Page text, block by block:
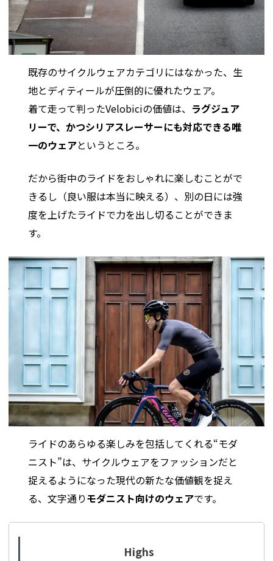
既存のサイクルウェアカテゴリにはなかった、生
地とディティールが圧倒的に優れたウェア。
着て走って判ったVelobiciの価値は、 ラグジュア
リーで、かつシリアスレーサーにも対応できる唯
一のウェアというところ。
だから街中のライドをおしゃれに楽しむことがで
きるし（良い服は本当に映える）、別の日には強
度を上げたライドで力を出し切ることができま
す。
ライドのあらゆる楽しみを包括してくれる“モダ
ニスト”は、サイクルウェアをファッションだと
捉えるようになった現代の新たな価値観を捉え
る、文字通りモダニスト向けのウェアです。
Highs